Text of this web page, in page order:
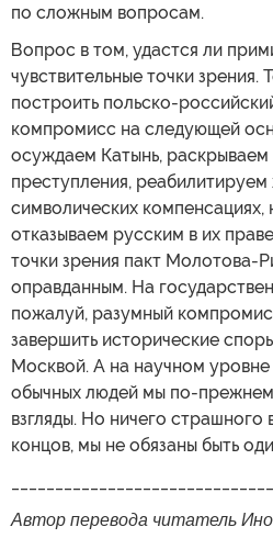
по сложным вопросам.
Вопрос в том, удастся ли
чувствительные точки зрения.
построить польско-
компромисс на следующей
осуждаем Катынь, раскрываем
преступления,
символических компенсациях,
отказываем русским в их
точки зрения пакт Молотова-
оправданным. На
пожалуй, разумный
завершить исторические
Москвой. А на научном уровне
обычных людей мы по-
взгляды. Но ничего страшного
концов, мы не обязаны быть
Автор перевода читатель